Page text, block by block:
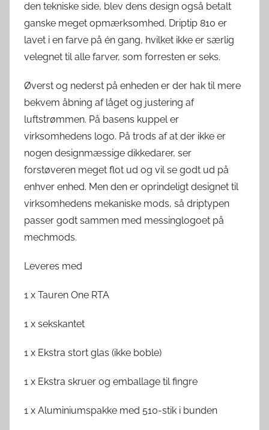
den tekniske side, blev dens design også betalt
ganske meget opmærksomhed. Driptip 810 er
lavet i en farve på én gang, hvilket ikke er særlig
velegnet til alle farver, som forresten er seks.
Øverst og nederst på enheden er der hak til mere
bekvem åbning af låget og justering af
luftstrømmen. På basens kuppel er
virksomhedens logo. På trods af at der ikke er
nogen designmæssige dikkedarer, ser
forstøveren meget flot ud og vil se godt ud på
enhver enhed. Men den er oprindeligt designet til
virksomhedens mekaniske mods, så driptypen
passer godt sammen med messinglogoet på
mechmods.
Leveres med
1 x Tauren One RTA
1 x sekskantet
1 x Ekstra stort glas (ikke boble)
1 x Ekstra skruer og emballage til fingre
1 x Aluminiumspakke med 510-stik i bunden